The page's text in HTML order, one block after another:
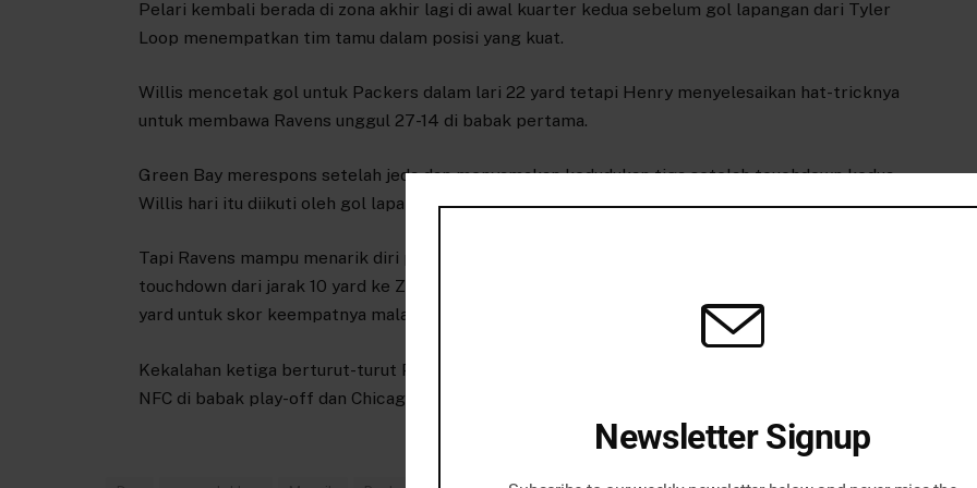
Pelari kembali berada di zona akhir lagi di awal kuarter kedua sebelum gol lapangan dari Tyler
Loop menempatkan tim tamu dalam posisi yang kuat.
Willis mencetak gol untuk Packers dalam lari 22 yard tetapi Henry menyelesaikan hat-tricknya
untuk membawa Ravens unggul 27-14 di babak pertama.
Green Bay merespons setelah jeda dan menyamakan kedudukan tiga setelah touchdown kedua
Willis hari itu diikuti oleh gol lapangan Brandon McManus.
Tapi Ravens mampu menarik diri pada kuarter keempat saat Tyler Huntley melemparkan umpan
touchdown dari jarak 10 yard ke Zay Flowers dan Henry menambahkan touchdown dari jarak 25
yard untuk skor keempatnya malam itu.
Kekalahan ketiga berturut-turut Packers memastikan mereka akan menjadi unggulan ketujuh
NFC di babak play-off dan Chicago Bears akan memenangkan NFC North.
Newsletter Signup